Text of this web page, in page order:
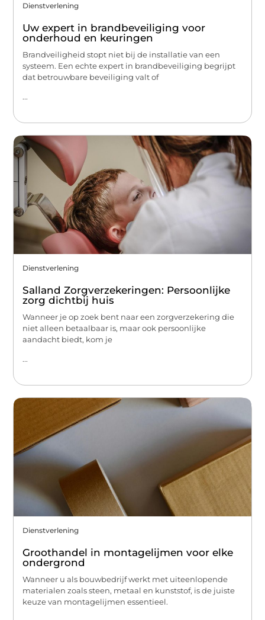
Dienstverlening
Uw expert in brandbeveiliging voor
onderhoud en keuringen
Brandveiligheid stopt niet bij de installatie van een
systeem. Een echte expert in brandbeveiliging begrijpt
dat betrouwbare beveiliging valt of
...
Dienstverlening
Salland Zorgverzekeringen: Persoonlijke
zorg dichtbij huis
Wanneer je op zoek bent naar een zorgverzekering die
niet alleen betaalbaar is, maar ook persoonlijke
aandacht biedt, kom je
...
Dienstverlening
Groothandel in montagelijmen voor elke
ondergrond
Wanneer u als bouwbedrijf werkt met uiteenlopende
materialen zoals steen, metaal en kunststof, is de juiste
keuze van montagelijmen essentieel.